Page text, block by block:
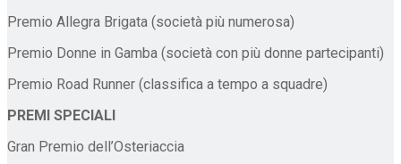
Premio Allegra Brigata (società più numerosa)
Premio Donne in Gamba (società con più donne partecipanti)
Premio Road Runner (classifica a tempo a squadre)
PREMI SPECIALI
Gran Premio dell’Osteriaccia